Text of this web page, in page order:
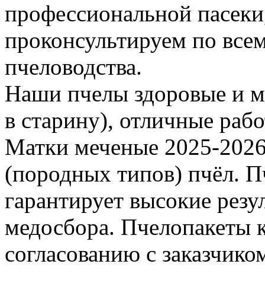
профессиональной
проконсультируем по
пчеловодства.
Наши пчелы здоровые и
в старину), отличные
Матки меченые 2025-
(породных типов) пчёл.
гарантирует высокие
медосбора. Пчелопакеты
согласованию с